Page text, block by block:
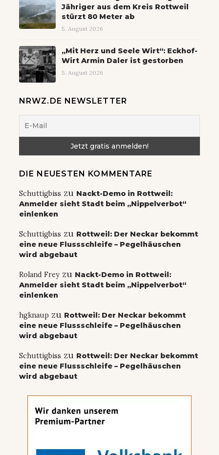
Jähriger aus dem Kreis Rottweil
stürzt 80 Meter ab
5. August 2026
„Mit Herz und Seele Wirt“: Eckhof-
Wirt Armin Daler ist gestorben
5. August 2026
NRWZ.DE NEWSLETTER
DIE NEUESTEN KOMMENTARE
Schuttigbiss zu Nackt-Demo in Rottweil:
Anmelder sieht Stadt beim „Nippelverbot“
einlenken
Schuttigbiss zu Rottweil: Der Neckar bekommt
eine neue Flussschleife – Pegelhäuschen
wird abgebaut
Roland Frey zu Nackt-Demo in Rottweil:
Anmelder sieht Stadt beim „Nippelverbot“
einlenken
hgknaup zu Rottweil: Der Neckar bekommt
eine neue Flussschleife – Pegelhäuschen
wird abgebaut
Schuttigbiss zu Rottweil: Der Neckar bekommt
eine neue Flussschleife – Pegelhäuschen
wird abgebaut